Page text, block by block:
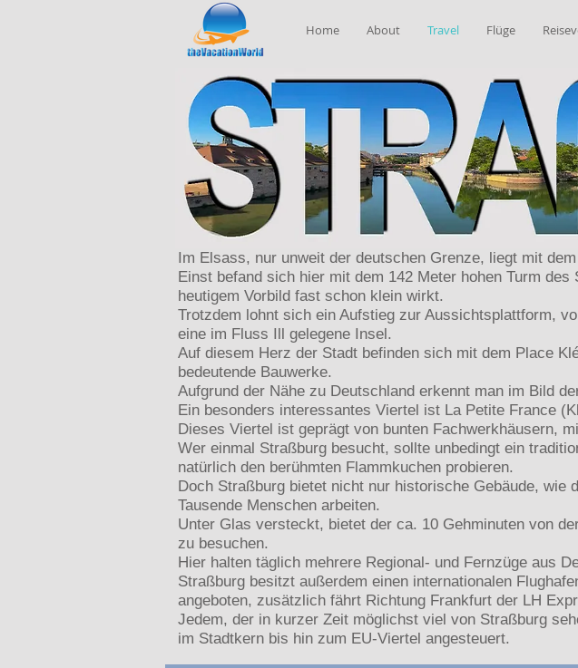
Home About Travel Flüge
Im Elsass, nur unweit der deutschen Grenze, liegt mit
Einst befand sich hier mit dem 142 Meter hohen Turm
heutigem Vorbild fast schon klein wirkt.
Trotzdem lohnt sich ein Aufstieg zur Aussichtsplattform,
eine im Fluss Ill gelegene Insel.
Auf diesem Herz der Stadt befinden sich mit dem Place
bedeutende Bauwerke.
Aufgrund der Nähe zu Deutschland erkennt man im Bild
Ein besonders interessantes Viertel ist La Petite France
Dieses Viertel ist geprägt von bunten Fachwerkhäusern,
Wer einmal Straßburg besucht, sollte unbedingt ein
natürlich den berühmten Flammkuchen probieren.
Doch Straßburg bietet nicht nur historische Gebäude,
Tausende Menschen arbeiten.
Unter Glas versteckt, bietet der ca. 10 Gehminuten von
zu besuchen.
Hier halten täglich mehrere Regional- und Fernzüge aus
Straßburg besitzt außerdem einen internationalen
angeboten, zusätzlich fährt Richtung Frankfurt der LH
Jedem, der in kurzer Zeit möglichst viel von Straßburg
im Stadtkern bis hin zum EU-Viertel angesteuert.